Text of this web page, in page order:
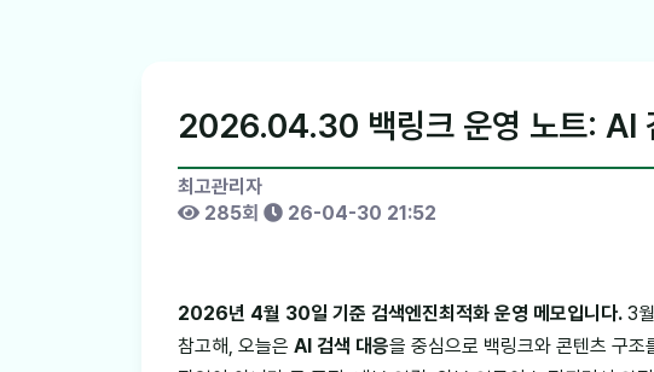
2026.04.30 백링크 운영 노트: AI
최고관리자
285회
26-04-30 21:52
2026년 4월 30일 기준 검색엔진최적화 운영 메모입니다. 3
참고해, 오늘은 AI 검색 대응을 중심으로 백링크와 콘텐츠 구